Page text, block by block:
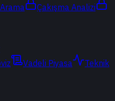
Çakışma Analizi
Vadeli Piyasa
Teknik